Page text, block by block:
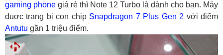
gaming phone giá rẻ thì Note 12 Turbo là dành cho bạn. Máy
đuợc trang bị con chip Snapdragon 7 Plus Gen 2 với điểm
Antutu gần 1 triệu điểm.